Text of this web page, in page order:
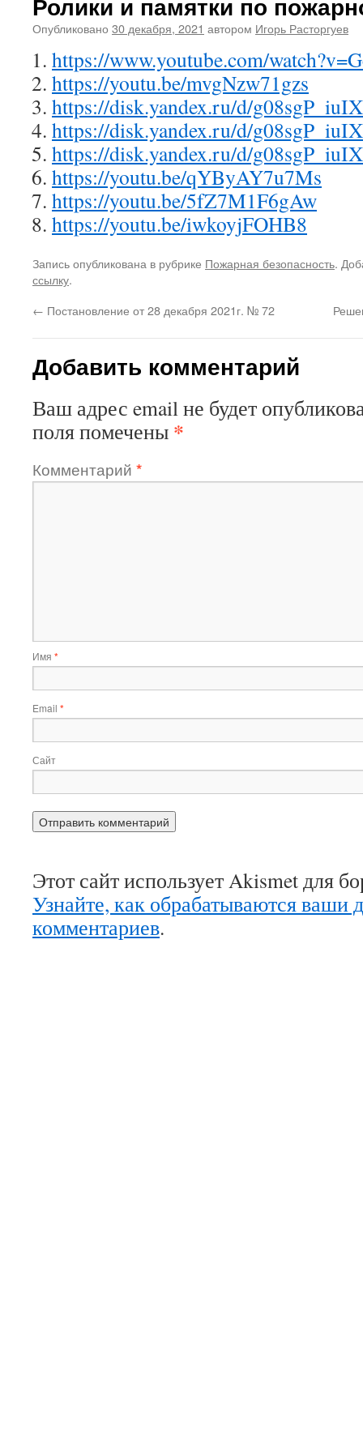
Опубликовано 30 декабря, 2021 автором Игорь Расторгуев
https://www.youtube.com/
https://youtu.be/mvgNzw71gzs
https://disk.yandex.ru/d/
https://disk.yandex.ru/d/
https://disk.yandex.ru/d/
https://youtu.be/qYByAY7u7Ms
https://youtu.be/5fZ7M1F6gAw
https://youtu.be/iwkoyjFOHB8
Запись опубликована в рубрике Пожарная безопасность.
ссылку.
← Постановление от 28 декабря 2021г. № 72
Добавить комментарий
Ваш адрес email не будет
поля помечены *
Комментарий *
Имя *
Email *
Сайт
Этот сайт использует Akismet для
Узнайте, как обрабатываются ваши
комментариев.